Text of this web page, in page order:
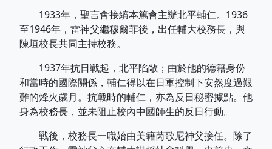
1933年，聖言會接續本篤會主辦北平輔仁。1936
至1946年，雷神父繼穆爾菲後，出任輔大校務長，與
陳垣校長共同主持校務。
1937年抗日戰起，北平陷敵；由於他的德籍身份
和當時的國際關係，輔仁得以在日軍控制下安然度過艱
難的烽火歲月。抗戰時的輔仁，亦為反日秘密據點。他
身為校務長，並未阻止校內中國師生的反日行動。
戰後，校務長一職始由美籍芮歌尼神父接任。除了